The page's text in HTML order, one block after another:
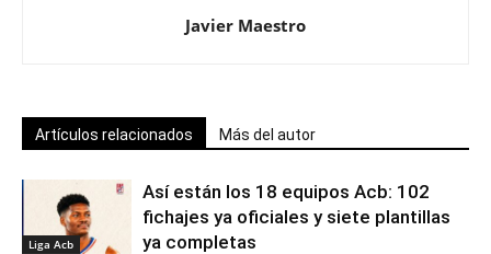
Javier Maestro
Artículos relacionados Más del autor
Liga Acb
Así están los 18 equipos Acb: 102
fichajes ya oficiales y siete plantillas
ya completas